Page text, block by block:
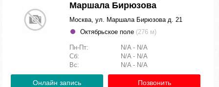
Маршала Бирюзова
Москва, ул. Маршала Бирюзова д. 21
Октябрьское поле (276 м)
Пн-Пт:
N/A - N/A
Сб:
N/A - N/A
Вс:
N/A - N/A
Онлайн запись Позвонить